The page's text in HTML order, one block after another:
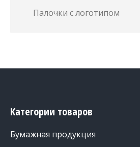
Палочки с логотипом
Категории товаров
Бумажная продукция